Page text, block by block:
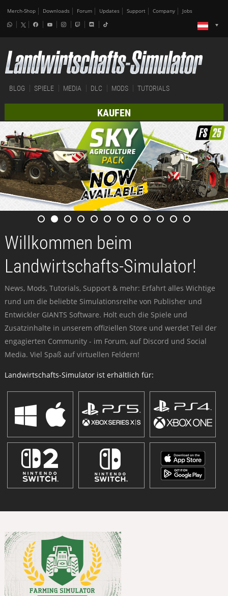
Merch-Shop Downloads Forum Updates Support Company Jobs
BLOG SPIELE MEDIA DLC MODS TUTORIALS
KAUFEN
Willkommen beim
Landwirtschafts-Simulator!
News, Mods, Tutorials, Support & mehr: Erfahrt alles Wichtige
rund um die beliebte Simulationsreihe von Publisher und
Entwickler GIANTS Software. Holt euch die Spiele und
Zusatzinhalte in unserem offiziellen Store und werdet Teil der
engagierten Community - im Forum, auf Discord und Social
Media. Viel Spaß auf virtuellen Feldern!
Landwirtschafts-Simulator ist erhältlich für: